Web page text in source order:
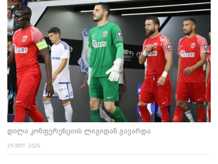
დილა კონფერენციის ლიგიდან გავარდა
29 ივლ. 2026